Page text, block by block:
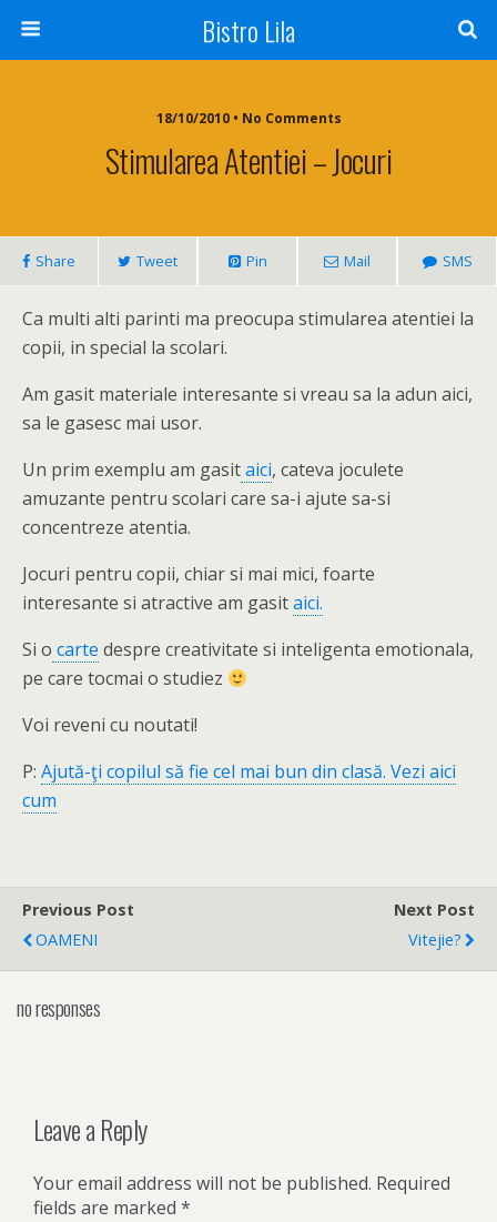
Bistro Lila
18/10/2010 • No Comments
Stimularea Atentiei – Jocuri
Share Tweet Pin Mail SMS
Ca multi alti parinti ma preocupa stimularea atentiei la
copii, in special la scolari.
Am gasit materiale interesante si vreau sa la adun aici,
sa le gasesc mai usor.
Un prim exemplu am gasitaici, cateva joculete
amuzante pentru scolari care sa-i ajute sa-si
concentreze atentia.
Jocuri pentru copii, chiar si mai mici, foarte
interesante si atractive am gasitaici.
Si o carte despre creativitate si inteligenta emotionala,
pe care tocmai o studiez
Voi reveni cu noutati!
P: Ajută-ţi copilul să fie cel mai bun din clasă. Vezi aici
cum
Previous Post
OAMENI
Next Post
Vitejie?
no responses
Leave a Reply
Your email address will not be published. Required
fields are marked *